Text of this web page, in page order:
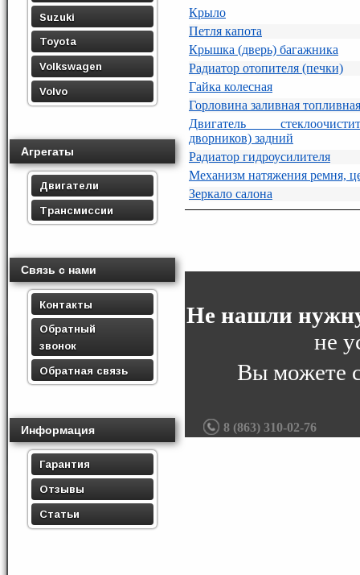
Suzuki
Toyota
Volkswagen
Volvo
Агрегаты
Двигатели
Трансмиссии
Связь с нами
Контакты
Обратный
звонок
Обратная связь
Информация
Гарантия
Отзывы
Статьи
Крыло
Петля капота
Крышка (дверь) багажника
Радиатор отопителя (печки)
Гайка колесная
Горловина заливная топливная
Двигатель
дворников) задний
Радиатор гидроусилителя
Механизм натяжения ремня,
Зеркало салона
Не нашли
не
Вы можете
8 (863) 310-02-76